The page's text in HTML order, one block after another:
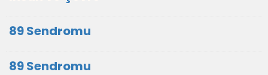
89 Sendromu
89 Sendromu